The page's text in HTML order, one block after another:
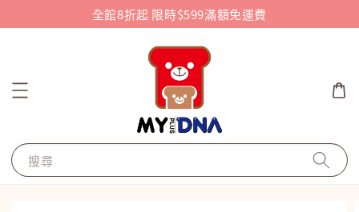
全館8折起 限時$599滿額免運費
搜尋